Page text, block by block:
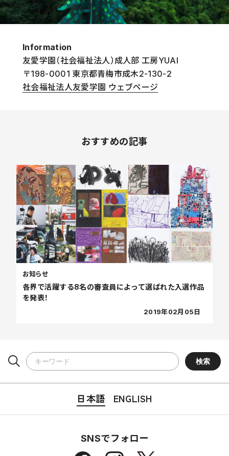
Information
友愛学園（社会福祉法人）成人部 工房YUAI
〒198-0001 東京都青梅市成木2-130-2
社会福祉法人友愛学園 ウェブページ
おすすめの記事
各界で活躍する8名の審査員によって選ばれた入選作品
を発表！
お知らせ
2019年02月05日
日本語 ENGLISH
SNSでフォロー